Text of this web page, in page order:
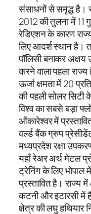
संसाधनों से समृद्ध है।
2012 की तुलना में 11
रेडिएशन के कारण
लिए आदर्श स्थान है।
पॉलिसी बनाकर
करने वाला पहला
ऊर्जा क्षमता में 20
की पहली सोलर सिटी
विश्व का सबसे बड़ा
ओंकारेश्वर में
वर्ल्ड बैंक ग्रुप
मध्यप्रदेश रक्षा
यहाँ रेअर अर्थ मेटल
ट्रेनिंग के लिए भोपाल
प्रस्तावित है। राज्य
कटनी और इटारसी में
क्षेत्र की लघु हथियार